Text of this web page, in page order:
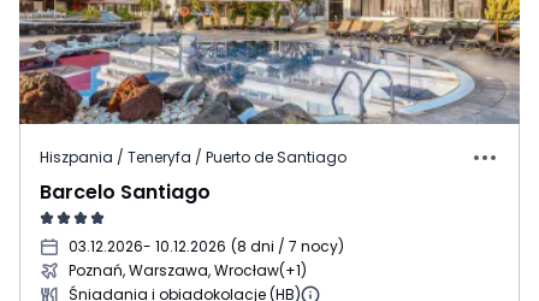
Hiszpania / Teneryfa / Puerto de Santiago
Barcelo Santiago
03.12.2026- 10.12.2026 (8 dni / 7 nocy)
Poznań, Warszawa, Wrocław(+1)
Śniadania i obiadokolacje (HB)